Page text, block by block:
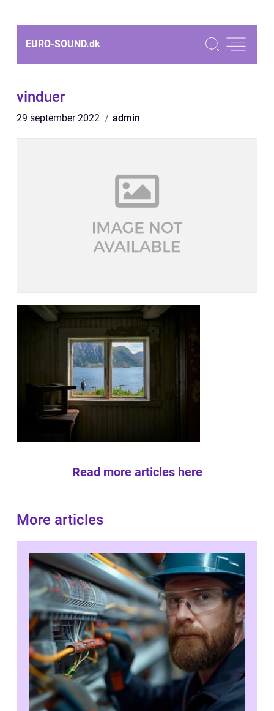
EURO-SOUND.dk
vinduer
29 september 2022 admin
Read more articles here
More articles